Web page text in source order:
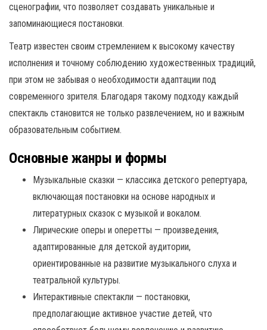
сценографии, что позволяет создавать уникальные и
запоминающиеся постановки.
Театр известен своим стремлением к высокому качеству
исполнения и точному соблюдению художественных традиций,
при этом не забывая о необходимости адаптации под
современного зрителя. Благодаря такому подходу каждый
спектакль становится не только развлечением, но и важным
образовательным событием.
Основные жанры и формы
Музыкальные сказки — классика детского репертуара,
включающая постановки на основе народных и
литературных сказок с музыкой и вокалом.
Лирические оперы и оперетты — произведения,
адаптированные для детской аудитории,
ориентированные на развитие музыкального слуха и
театральной культуры.
Интерактивные спектакли — постановки,
предполагающие активное участие детей, что